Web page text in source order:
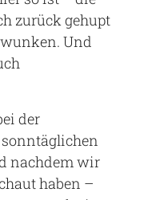
zurück gehupt
Und
der
nachdem wir
haben –